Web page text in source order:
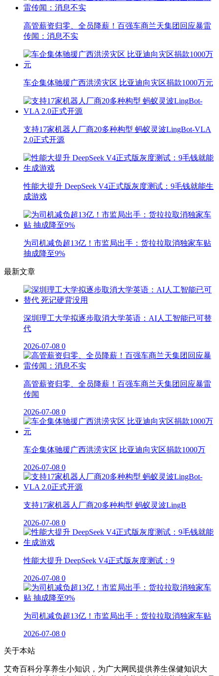
高管薪资归零、全员降薪！百强车商兰天集团回应暴雷
传闻：消息不实
车企集体驰援广西洪涝灾区 比亚迪向灾区捐款1000万元
支持17家机器人厂商20多种构型 蚂蚁灵波LingBot-VLA
2.0正式开源
性能大提升 DeepSeek V4正式版灰度测试：9毛钱就能生
成游戏
为司机减负超13亿！市监局出手：货拉拉取消独家车贴
抽成降至9%
最新文章
深圳理工大学拟逐步取消大学英语：AI人工智能已可替
代
2026-07-08 0
高管薪资归零、全员降薪！百强车商兰天集团回应暴雷
传闻
2026-07-08 0
车企集体驰援广西洪涝灾区 比亚迪向灾区捐款1000万
2026-07-08 0
支持17家机器人厂商20多种构型 蚂蚁灵波LingB
2026-07-08 0
性能大提升 DeepSeek V4正式版灰度测试：9
2026-07-08 0
为司机减负超13亿！市监局出手：货拉拉取消独家车贴
2026-07-08 0
关于本站
艾奇百科分享养生小知识，为广大网民提供养生保健知识大